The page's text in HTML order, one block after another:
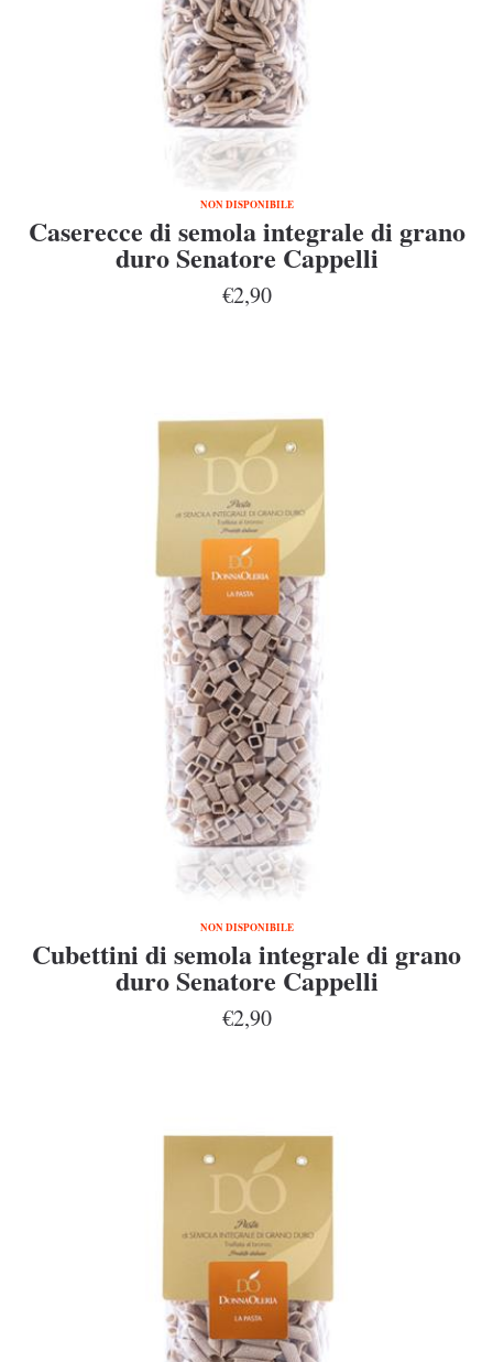
NON DISPONIBILE
Caserecce di semola integrale di grano
duro Senatore Cappelli
€2,90
NON DISPONIBILE
Cubettini di semola integrale di grano
duro Senatore Cappelli
€2,90